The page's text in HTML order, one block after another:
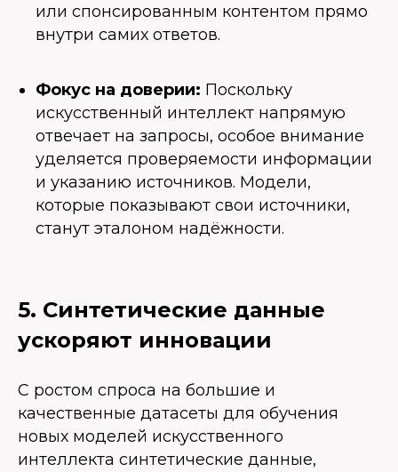
или спонсированным контентом прямо
внутри самих ответов.
Фокус на доверии: Поскольку
искусственный интеллект напрямую
отвечает на запросы, особое внимание
уделяется проверяемости информации
и указанию источников. Модели,
которые показывают свои источники,
станут эталоном надёжности.
5. Синтетические данные
ускоряют инновации
С ростом спроса на большие и
качественные датасеты для обучения
новых моделей искусственного
интеллекта синтетические данные,